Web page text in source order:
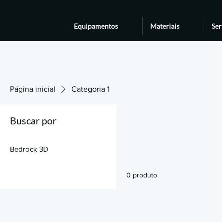
Equipamentos Materiais
Página inicial Categoria 1
Buscar por
Bedrock 3D
0 produto